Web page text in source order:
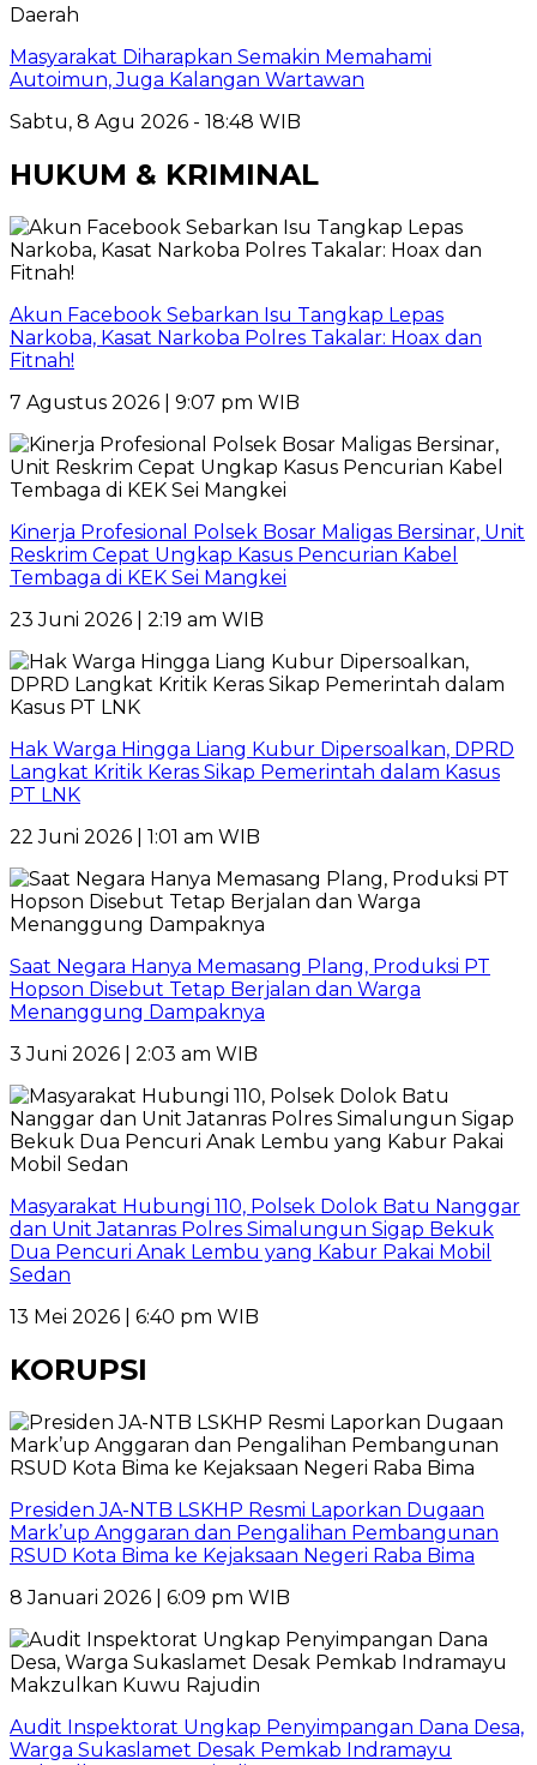
Daerah
Masyarakat Diharapkan Semakin Memahami
Autoimun, Juga Kalangan Wartawan
Sabtu, 8 Agu 2026 - 18:48 WIB
HUKUM & KRIMINAL
Akun Facebook Sebarkan Isu Tangkap Lepas
Narkoba, Kasat Narkoba Polres Takalar: Hoax dan
Fitnah!
7 Agustus 2026 | 9:07 pm WIB
Kinerja Profesional Polsek Bosar Maligas Bersinar, Unit
Reskrim Cepat Ungkap Kasus Pencurian Kabel
Tembaga di KEK Sei Mangkei
23 Juni 2026 | 2:19 am WIB
Hak Warga Hingga Liang Kubur Dipersoalkan, DPRD
Langkat Kritik Keras Sikap Pemerintah dalam Kasus
PT LNK
22 Juni 2026 | 1:01 am WIB
Saat Negara Hanya Memasang Plang, Produksi PT
Hopson Disebut Tetap Berjalan dan Warga
Menanggung Dampaknya
3 Juni 2026 | 2:03 am WIB
Masyarakat Hubungi 110, Polsek Dolok Batu Nanggar
dan Unit Jatanras Polres Simalungun Sigap Bekuk
Dua Pencuri Anak Lembu yang Kabur Pakai Mobil
Sedan
13 Mei 2026 | 6:40 pm WIB
KORUPSI
Presiden JA-NTB LSKHP Resmi Laporkan Dugaan
Mark’up Anggaran dan Pengalihan Pembangunan
RSUD Kota Bima ke Kejaksaan Negeri Raba Bima
8 Januari 2026 | 6:09 pm WIB
Audit Inspektorat Ungkap Penyimpangan Dana Desa,
Warga Sukaslamet Desak Pemkab Indramayu